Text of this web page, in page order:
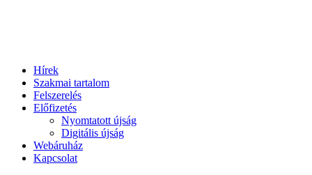
Hírek
Szakmai tartalom
Felszerelés
Előfizetés
Nyomtatott újság
Digitális újság
Webáruház
Kapcsolat